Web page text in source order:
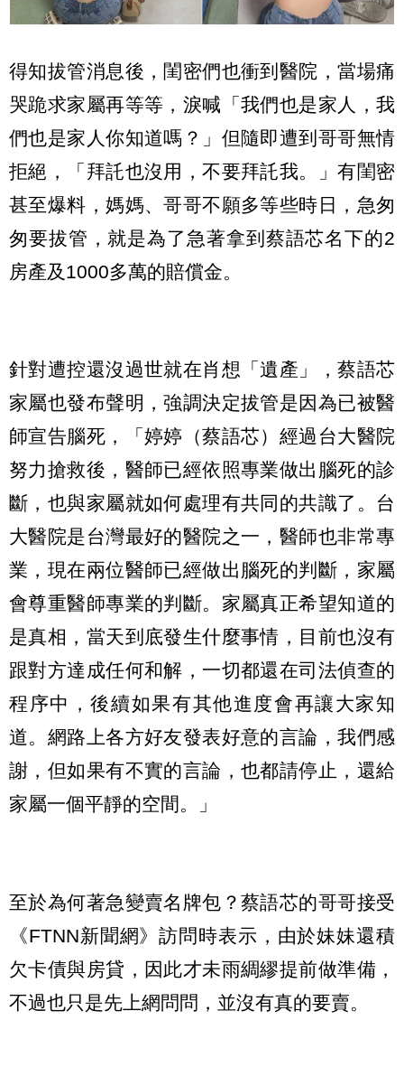
得知拔管消息後，閨密們也衝到醫院，當場痛
哭跪求家屬再等等，淚喊「我們也是家人，我
們也是家人你知道嗎？」但隨即遭到哥哥無情
拒絕，「拜託也沒用，不要拜託我。」有閨密
甚至爆料，媽媽、哥哥不願多等些時日，急匆
匆要拔管，就是為了急著拿到蔡語芯名下的2
房產及1000多萬的賠償金。
針對遭控還沒過世就在肖想「遺產」，蔡語芯
家屬也發布聲明，強調決定拔管是因為已被醫
師宣告腦死，「婷婷（蔡語芯）經過台大醫院
努力搶救後，醫師已經依照專業做出腦死的診
斷，也與家屬就如何處理有共同的共識了。台
大醫院是台灣最好的醫院之一，醫師也非常專
業，現在兩位醫師已經做出腦死的判斷，家屬
會尊重醫師專業的判斷。家屬真正希望知道的
是真相，當天到底發生什麼事情，目前也沒有
跟對方達成任何和解，一切都還在司法偵查的
程序中，後續如果有其他進度會再讓大家知
道。網路上各方好友發表好意的言論，我們感
謝，但如果有不實的言論，也都請停止，還給
家屬一個平靜的空間。」
至於為何著急變賣名牌包？蔡語芯的哥哥接受
《FTNN新聞網》訪問時表示，由於妹妹還積
欠卡債與房貸，因此才未雨綢繆提前做準備，
不過也只是先上網問問，並沒有真的要賣。